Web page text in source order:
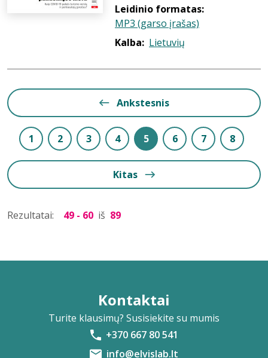
Leidinio formatas:
MP3 (garso įrašas)
Kalba: Lietuvių
Ankstesnis
1 2 3 4 5 6 7 8
Kitas
Rezultatai: 49 - 60 iš 89
Kontaktai
Turite klausimų? Susisiekite su mumis
+370 667 80 541
info@elvislab.lt